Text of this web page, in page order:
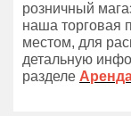
розничный
наша торговая
местом, для
детальную
разделе